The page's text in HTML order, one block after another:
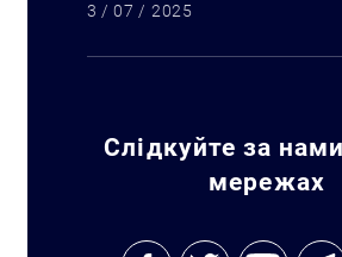
3 / 07 / 2025
Слідкуйте за
мережах